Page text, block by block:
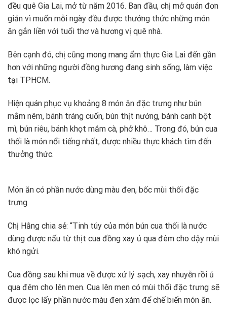
đều quê Gia Lai, mở từ năm 2016. Ban đầu, chị mở quán đơn
giản vì muốn mỗi ngày đều được thưởng thức những món
ăn gắn liền với tuổi thơ và hương vị quê nhà.
Bên cạnh đó, chị cũng mong mang ẩm thực Gia Lai đến gần
hơn với những người đồng hương đang sinh sống, làm việc
tại TPHCM.
Hiện quán phục vụ khoảng 8 món ăn đặc trưng như bún
mắm nêm, bánh tráng cuốn, bún thịt nướng, bánh canh bột
mì, bún riêu, bánh khọt mắm cà, phở khô… Trong đó, bún cua
thối là món nổi tiếng nhất, được nhiều thực khách tìm đến
thưởng thức.
Món ăn có phần nước dùng màu đen, bốc mùi thối đặc
trưng
Chị Hằng chia sẻ: “Tinh túy của món bún cua thối là nước
dùng được nấu từ thịt cua đồng xay ủ qua đêm cho dậy mùi
khó ngửi.
Cua đồng sau khi mua về được xử lý sạch, xay nhuyễn rồi ủ
qua đêm cho lên men. Cua lên men có mùi thối đặc trưng sẽ
được lọc lấy phần nước màu đen xám để chế biến món ăn.